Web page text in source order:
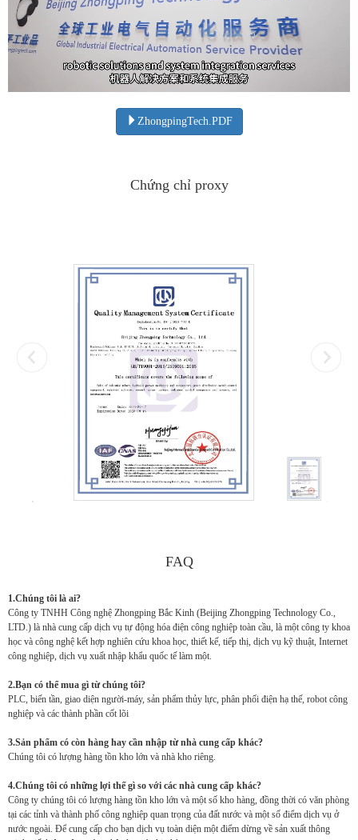
ZhongpingTech.PDF
Chứng chỉ proxy
FAQ
1.Chúng tôi là ai?
Công ty TNHH Công nghệ Zhongping Bắc Kinh (Beijing Zhongping Technology Co.,
LTD.) là nhà cung cấp dịch vụ tự động hóa điện công nghiệp toàn cầu, là một công ty khoa
học và công nghệ kết hợp nghiên cứu khoa học, thiết kế, tiếp thị, dịch vụ kỹ thuật, Internet
công nghiệp, dịch vụ xuất nhập khẩu quốc tế làm một.
2.Bạn có thể mua gì từ chúng tôi?
PLC, biến tần, giao diện người-máy, sản phẩm thủy lực, phân phối điện hạ thế, robot công
nghiệp và các thành phần cốt lõi
3.Sản phẩm có còn hàng hay cần nhập từ nhà cung cấp khác?
Chúng tôi có lượng hàng tồn kho lớn và nhà kho riêng.
4.Chúng tôi có những lợi thế gì so với các nhà cung cấp khác?
Công ty chúng tôi có lượng hàng tồn kho lớn và một số kho hàng, đồng thời có văn phòng
tại các tỉnh và thành phố công nghiệp quan trọng của đất nước và một số điểm dịch vụ ở
nước ngoài. Để cung cấp cho bạn dịch vụ toàn diện một điểm dừng về sản xuất thông